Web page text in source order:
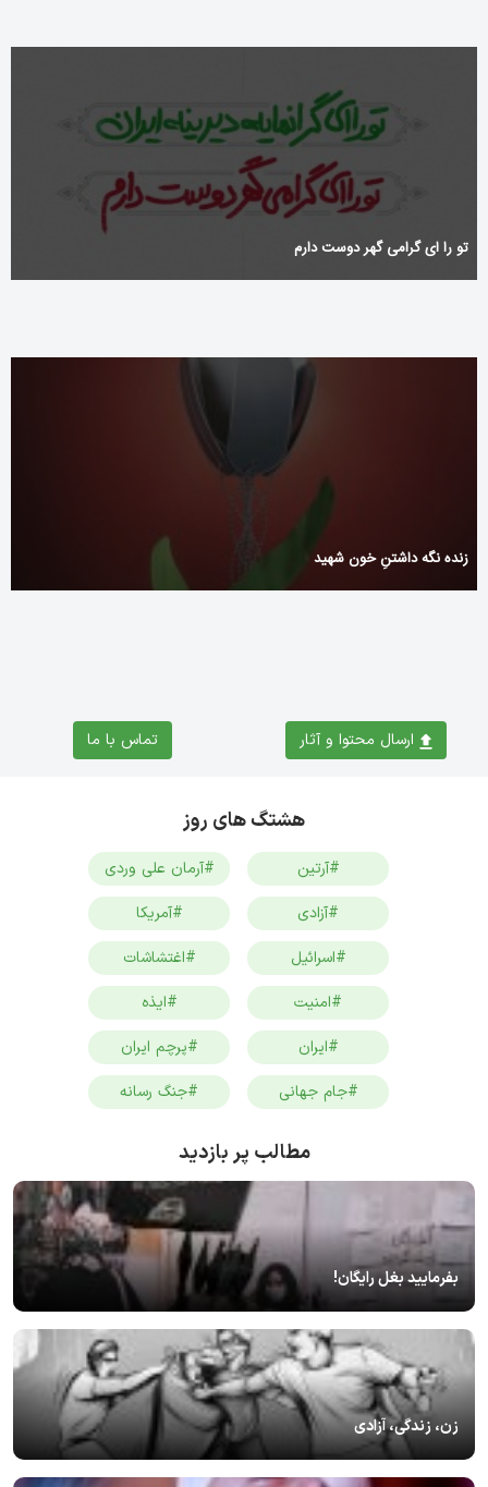
تو را ای گرامی گهر دوست دارم
زنده نگه داشتنِ خون شهید
ارسال محتوا و آثار تماس با ما
هشتگ های روز
#آرتین
#آرمان علی وردی
#آزادی
#آمریکا
#اسرائیل
#اغتشاشات
#امنیت
#ایذه
#ایران
#پرچم ایران
#جام جهانی
#جنگ رسانه
مطالب پر بازدید
بفرمایید بغل رایگان!
زن، زندگی، آزادی